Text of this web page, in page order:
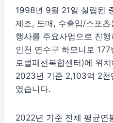
1998년 9월 21일 설립된
제조, 도매, 수출입/스포
행사를 주요사업으로 진
인천 연수구 하모니로
로벌패션복합센터)에 위
2023년 기준 2,103억 2천
였습니다.
2022년 기준 전체 평균연